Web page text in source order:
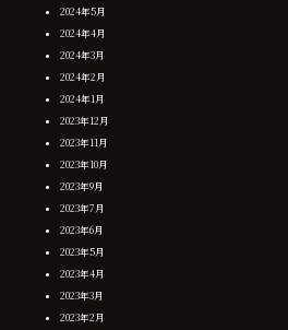
2024年5月
2024年4月
2024年3月
2024年2月
2024年1月
2023年12月
2023年11月
2023年10月
2023年9月
2023年7月
2023年6月
2023年5月
2023年4月
2023年3月
2023年2月